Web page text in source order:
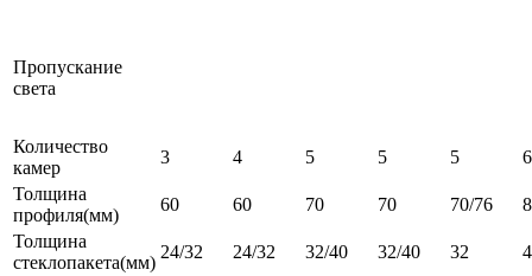
Пропускание
света
Количество
камер
3 4 5 5 5
6
Толщина
профиля(мм)
60 60 70 70 70/76
Толщина
стеклопакета(мм)
24/32 24/32 32/40 32/40 32